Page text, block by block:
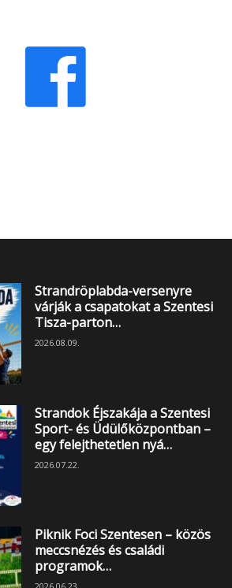
Strandröplabda-versenyre
várják a csapatokat a Szentesi
Tisza-parton…
2026.08.09.
Strandok Éjszakája a Szentesi
Sport- és Üdülőközpontban –
egy felejthetetlen nyá…
2026.07.22.
Piknik Foci Szentesen – közös
meccsnézés és családi
programok…